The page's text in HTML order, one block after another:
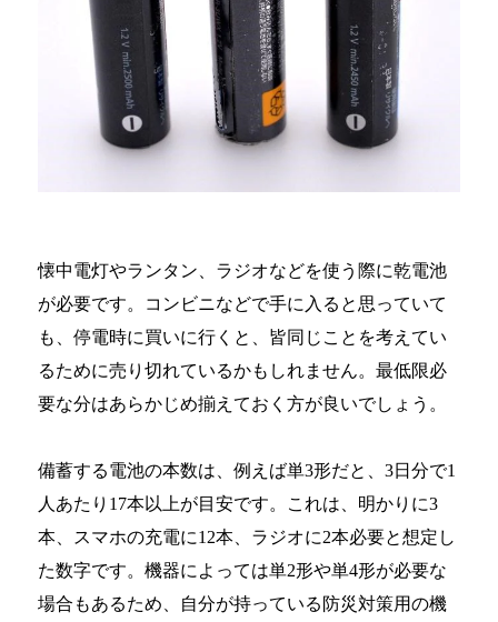
懐中電灯やランタン、ラジオなどを使う際に乾電池
が必要です。コンビニなどで手に入ると思っていて
も、停電時に買いに行くと、皆同じことを考えてい
るために売り切れているかもしれません。最低限必
要な分はあらかじめ揃えておく方が良いでしょう。
備蓄する電池の本数は、例えば単3形だと、3日分で1
人あたり17本以上が目安です。これは、明かりに3
本、スマホの充電に12本、ラジオに2本必要と想定し
た数字です。機器によっては単2形や単4形が必要な
場合もあるため、自分が持っている防災対策用の機